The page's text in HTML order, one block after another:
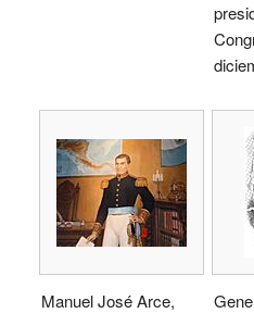
Manuel José Arce,